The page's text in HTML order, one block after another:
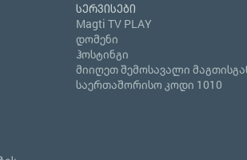
სერვისები
Magti TV PLAY
დომენი
ჰოსტინგი
მიიღეთ შემოსავალი
საერთაშორისო კოდი 1010